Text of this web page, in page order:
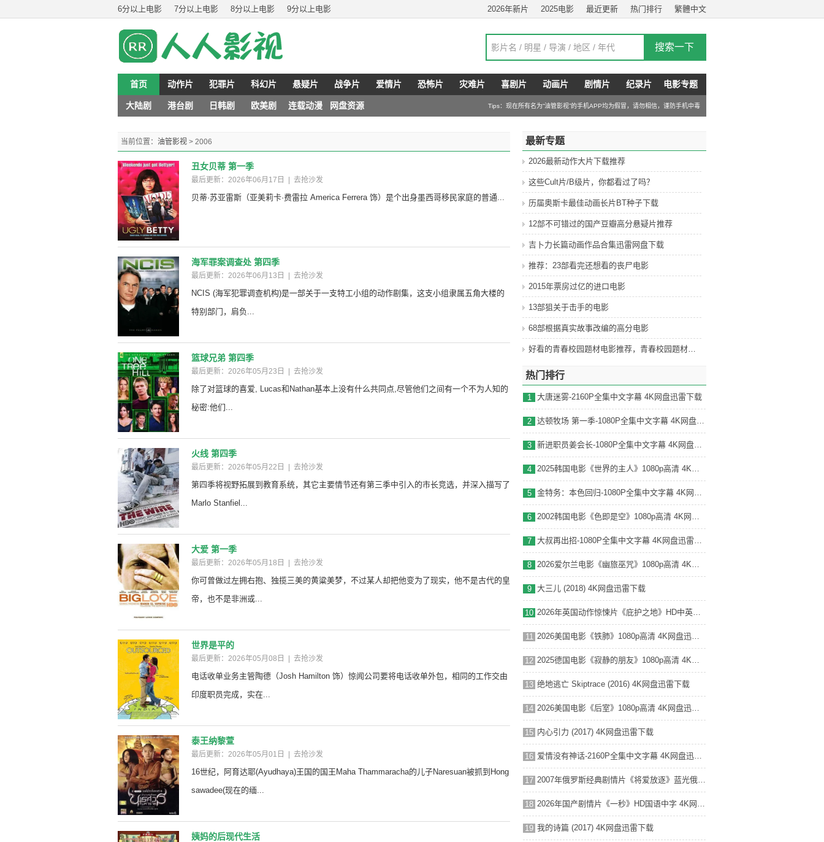
6分以上电影 7分以上电影 8分以上电影 9分以上电影 繁體中文
热门排行
最近更新
2025电影
2026年新片
首页 动作片 犯罪片 科幻片 悬疑片 战争片 爱情片 恐怖片 灾难片 喜剧片 动画片 剧情片 纪录片 电影专题
大陆剧 港台剧 日韩剧 欧美剧 连载动漫 网盘资源 Tips：现在所有名为“油管影视”的手机APP均为假冒，请勿相信，谨防手机中毒
当前位置： 油管影视 > 2006
丑女贝蒂 第一季
最后更新：2026年06月17日 去抢沙发
贝蒂·苏亚雷斯（亚美莉卡·费雷拉 America Ferrera 饰）是个出身墨西哥移民家庭的普通...
海军罪案调查处 第四季
最后更新：2026年06月13日 去抢沙发
NCIS (海军犯罪调查机构)是一部关于一支特工小组的动作剧集，这支小组隶属五角大楼的
特别部门，肩负...
篮球兄弟 第四季
最后更新：2026年05月23日 去抢沙发
除了对篮球的喜爱, Lucas和Nathan基本上没有什么共同点,尽管他们之间有一个不为人知的
秘密:他们...
火线 第四季
最后更新：2026年05月22日 去抢沙发
第四季将视野拓展到教育系统，其它主要情节还有第三季中引入的市长竞选，并深入描写了
Marlo Stanfiel...
大爱 第一季
最后更新：2026年05月18日 去抢沙发
你可曾做过左拥右抱、独揽三美的黄粱美梦，不过某人却把他变为了现实，他不是古代的皇
帝，也不是非洲或...
世界是平的
最后更新：2026年05月08日 去抢沙发
电话收单业务主管陶德（Josh Hamilton 饰）惊闻公司要将电话收单外包，相同的工作交由
印度职员完成，实在...
泰王纳黎萱
最后更新：2026年05月01日 去抢沙发
16世纪，阿育达耶(Ayudhaya)王国的国王Maha Thammaracha的儿子Naresuan被抓到Hong
sawadee(现在的缅...
姨妈的后现代生活
最新专题
2026最新动作大片下载推荐
这些Cult片/B级片，你都看过了吗？
历届奥斯卡最佳动画长片BT种子下载
12部不可错过的国产豆瓣高分悬疑片推荐
吉卜力长篇动画作品合集迅雷网盘下载
推荐：23部看完还想看的丧尸电影
2015年票房过亿的进口电影
13部狙关于击手的电影
68部根据真实故事改编的高分电影
好看的青春校园题材电影推荐，青春校园题材电影排行
热门排行
1 大唐迷雾-2160P全集中文字幕 4K网盘迅雷下载
2 达顿牧场 第一季-1080P全集中文字幕 4K网盘迅雷下载
3 新进职员姜会长-1080P全集中文字幕 4K网盘迅雷下载
4 2025韩国电影《世界的主人》1080p高清 4K网盘迅雷下载
5 金特务：本色回归-1080P全集中文字幕 4K网盘迅雷下载
6 2002韩国电影《色即是空》1080p高清 4K网盘迅雷下载
7 大叔再出招-1080P全集中文字幕 4K网盘迅雷下载
8 2026爱尔兰电影《幽旅巫咒》1080p高清 4K网盘迅雷下载
9 大三儿 (2018) 4K网盘迅雷下载
10 2026年英国动作惊悚片《庇护之地》HD中英双字修正版 4K网盘迅雷下载
11 2026美国电影《铁肺》1080p高清 4K网盘迅雷下载
12 2025德国电影《寂静的朋友》1080p高清 4K网盘迅雷下载
13 绝地逃亡 Skiptrace (2016) 4K网盘迅雷下载
14 2026美国电影《后室》1080p高清 4K网盘迅雷下载
15 内心引力 (2017) 4K网盘迅雷下载
16 爱情没有神话-2160P全集中文字幕 4K网盘迅雷下载
17 2007年俄罗斯经典剧情片《将爱放逐》蓝光俄语中字 4K网盘迅雷下载
18 2026年国产剧情片《一秒》HD国语中字 4K网盘迅雷下载
19 我的诗篇 (2017) 4K网盘迅雷下载